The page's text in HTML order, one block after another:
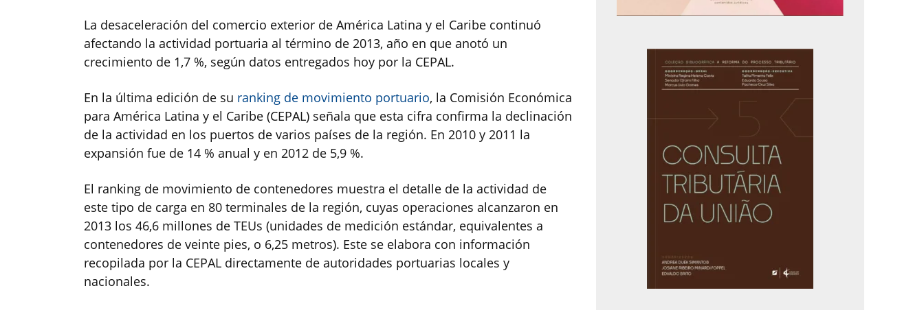
La desaceleración del comercio exterior de América Latina y el Caribe continuó
afectando la actividad portuaria al término de 2013, año en que anotó un
crecimiento de 1,7 %, según datos entregados hoy por la CEPAL.
En la última edición de su ranking de movimiento portuario, la Comisión Económica
para América Latina y el Caribe (CEPAL) señala que esta cifra confirma la declinación
de la actividad en los puertos de varios países de la región. En 2010 y 2011 la
expansión fue de 14 % anual y en 2012 de 5,9 %.
El ranking de movimiento de contenedores muestra el detalle de la actividad de
este tipo de carga en 80 terminales de la región, cuyas operaciones alcanzaron en
2013 los 46,6 millones de TEUs (unidades de medición estándar, equivalentes a
contenedores de veinte pies, o 6,25 metros). Este se elabora con información
recopilada por la CEPAL directamente de autoridades portuarias locales y
nacionales.